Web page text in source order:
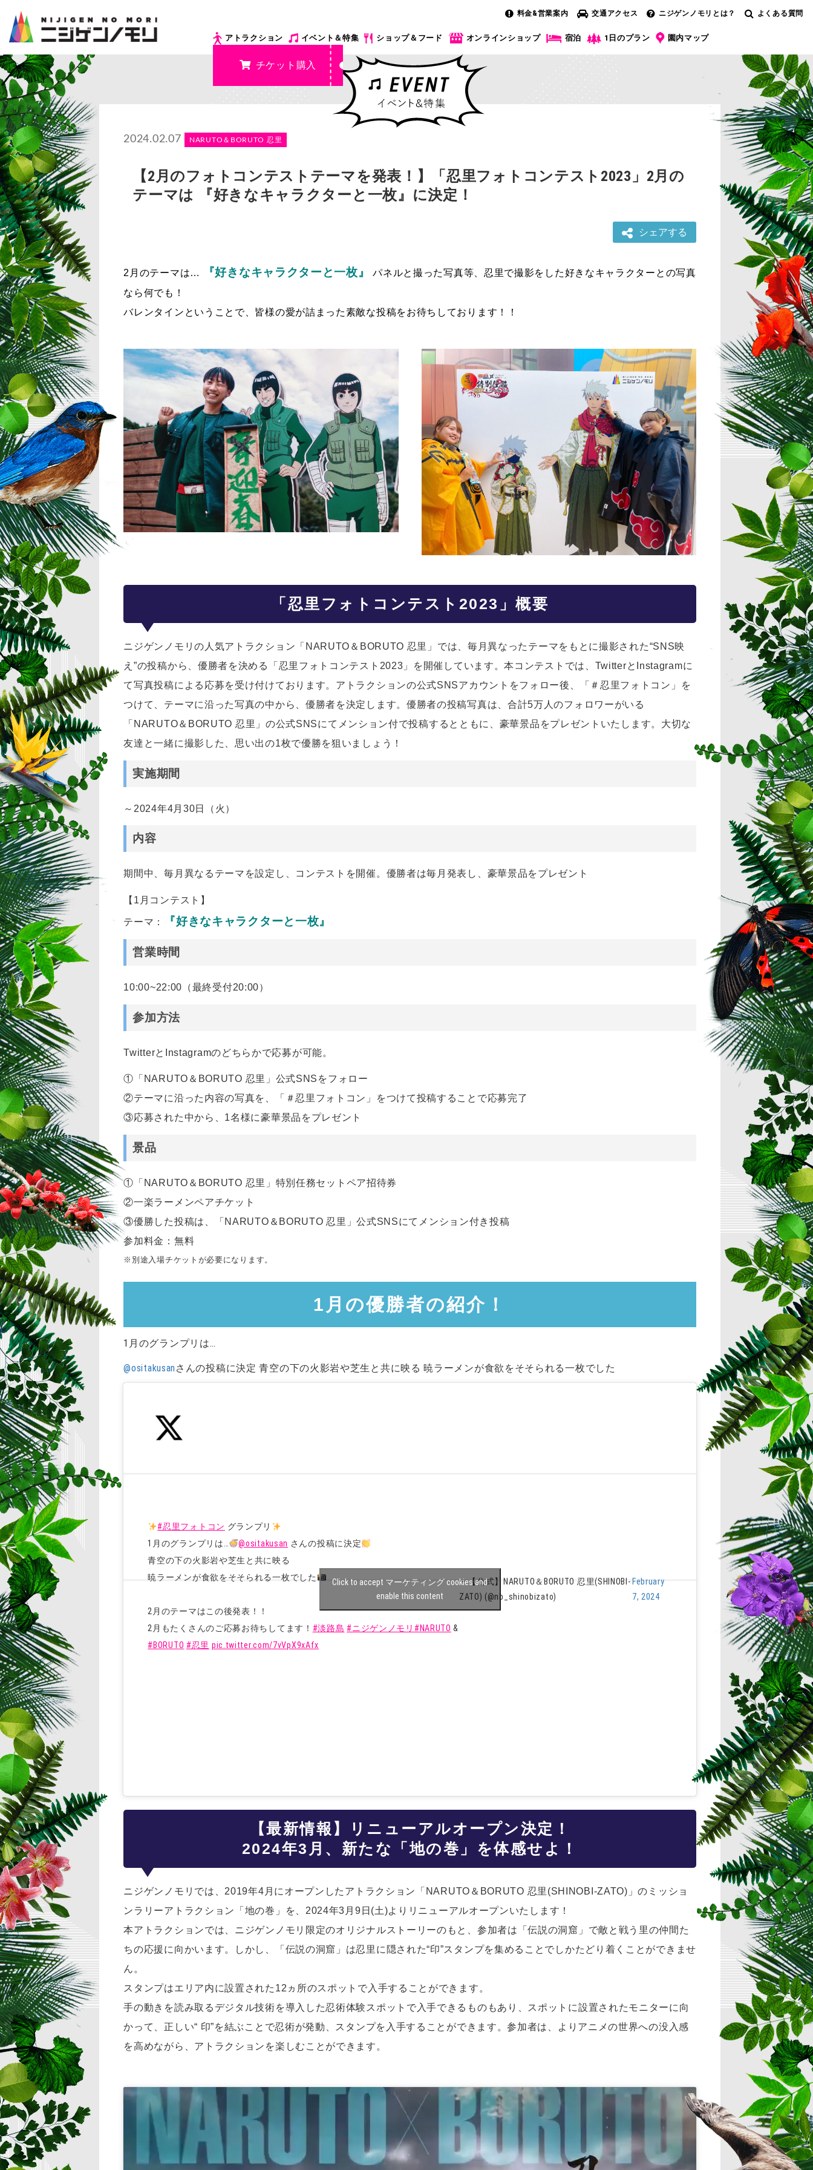
料金&営業案内 交通アクセス ニジゲンノモリとは？ よくある質問
アトラクション イベント＆特集 ショップ＆フード オンラインショップ 宿泊 1日のプラン 園内マップ
チケット購入
2024.02.07 NARUTO＆BORUTO 忍里
【2月のフォトコンテストテーマを発表！】「忍里フォトコンテスト2023」2月の
テーマは 『好きなキャラクターと一枚』に決定！
シェアする
2月のテーマは… 『好きなキャラクターと一枚』
パネルと撮った写真等、忍里で撮影をした好きなキャラクターとの写真
なら何でも！
バレンタインということで、皆様の愛が詰まった素敵な投稿をお待ちしております！！
「忍里フォトコンテスト2023」概要
ニジゲンノモリの人気アトラクション「NARUTO＆BORUTO 忍里」では、毎月異なったテーマをもとに撮影された“SNS映
え”の投稿から、優勝者を決める「忍里フォトコンテスト2023」を開催しています。本コンテストでは、TwitterとInstagramに
て写真投稿による応募を受け付けております。アトラクションの公式SNSアカウントをフォロー後、「＃忍里フォトコン」を
つけて、テーマに沿った写真の中から、優勝者を決定します。優勝者の投稿写真は、合計5万人のフォロワーがいる
「NARUTO＆BORUTO 忍里」の公式SNSにてメンション付で投稿するとともに、豪華景品をプレゼントいたします。大切な
友達と一緒に撮影した、思い出の1枚で優勝を狙いましょう！
実施期間
～2024年4月30日（火）
内容
期間中、毎月異なるテーマを設定し、コンテストを開催。優勝者は毎月発表し、豪華景品をプレゼント
【1月コンテスト】
テーマ： 『好きなキャラクターと一枚』
営業時間
10:00~22:00（最終受付20:00）
参加方法
TwitterとInstagramのどちらかで応募が可能。
①「NARUTO＆BORUTO 忍里」公式SNSをフォロー
②テーマに沿った内容の写真を、「＃忍里フォトコン」をつけて投稿することで応募完了
③応募された中から、1名様に豪華景品をプレゼント
景品
①「NARUTO＆BORUTO 忍里」特別任務セットペア招待券
②一楽ラーメンペアチケット
③優勝した投稿は、「NARUTO＆BORUTO 忍里」公式SNSにてメンション付き投稿
参加料金：無料
※別途入場チケットが必要になります。
1月の優勝者の紹介！
1月のグランプリは…
@ositakusan さんの投稿に決定 青空の下の火影岩や芝生と共に映る 暁ラーメンが食欲をそそられる一枚でした
#忍里フォトコン グランプリ
1月のグランプリは…
@ositakusan さんの投稿に決定
青空の下の火影岩や芝生と共に映る
暁ラーメンが食欲をそそられる一枚でした
2月のテーマはこの後発表！！
2月もたくさんのご応募お待ちしてます！ #淡路島 #ニジゲンノモリ #NARUTO &
#BORUTO #忍里 pic.twitter.com/7vVpX9xAfx
— 【公式】NARUTO＆BORUTO 忍里(SHINOBI-
ZATO) (@nb_shinobizato)
February
7, 2024
Click to accept マーケティング cookies and
enable this content
【最新情報】リニューアルオープン決定！
2024年3月、新たな「地の巻」を体感せよ！
ニジゲンノモリでは、2019年4月にオープンしたアトラクション「NARUTO＆BORUTO 忍里(SHINOBI-ZATO)」のミッショ
ンラリーアトラクション「地の巻」を、2024年3月9日(土)よりリニューアルオープンいたします！
本アトラクションでは、ニジゲンノモリ限定のオリジナルストーリーのもと、参加者は「伝説の洞窟」で敵と戦う里の仲間た
ちの応援に向かいます。しかし、「伝説の洞窟」は忍里に隠された“印”スタンプを集めることでしかたどり着くことができませ
ん。
スタンプはエリア内に設置された12ヵ所のスポットで入手することができます。
手の動きを読み取るデジタル技術を導入した忍術体験スポットで入手できるものもあり、スポットに設置されたモニターに向
かって、正しい“ 印”を結ぶことで忍術が発動、スタンプを入手することができます。参加者は、よりアニメの世界への没入感
を高めながら、アトラクションを楽しむことができます。